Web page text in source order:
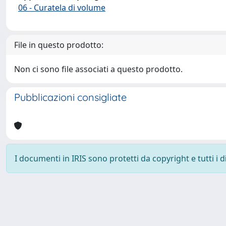
06 - Curatela di volume
File in questo prodotto:
Non ci sono file associati a questo prodotto.
Pubblicazioni consigliate
I documenti in IRIS sono protetti da copyright e tutti i